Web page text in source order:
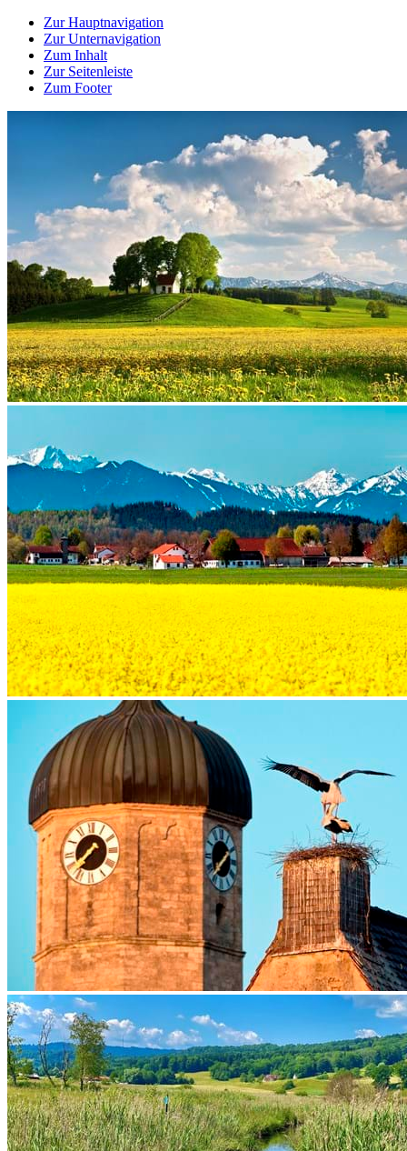
Zur Hauptnavigation
Zur Unternavigation
Zum Inhalt
Zur Seitenleiste
Zum Footer